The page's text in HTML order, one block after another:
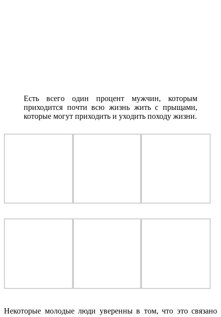
Есть всего один процент мужчин, которым
приходится почти всю жизнь жить с прыщами,
которые могут приходить и уходить походу жизни.
Некоторые молодые люди уверенны в том, что это связано